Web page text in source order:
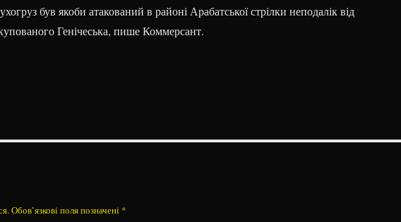
був якоби атакований в районі Арабатської стрілки неподалік від
Генічеська, пише Коммерсант.
Обов’язкові поля позначені *